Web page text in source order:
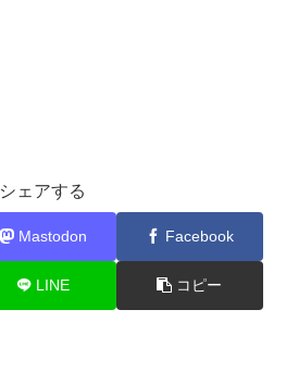
シェアする
Mastodon Facebook
LINE コピー